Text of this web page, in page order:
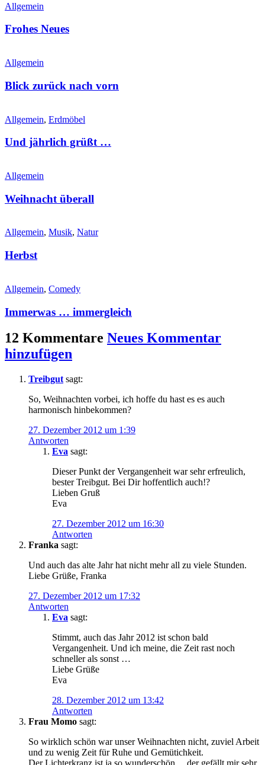
Allgemein
Frohes Neues
Allgemein
Blick zurück nach vorn
Allgemein, Erdmöbel
Und jährlich grüßt …
Allgemein
Weihnacht überall
Allgemein, Musik, Natur
Herbst
Allgemein, Comedy
Immerwas … immergleich
12 Kommentare Neues Kommentar
hinzufügen
Treibgut sagt:
So, Weihnachten vorbei, ich hoffe du hast es es auch
harmonisch hinbekommen?
27. Dezember 2012 um 1:39
Antworten
Eva sagt:
Dieser Punkt der Vergangenheit war sehr erfreulich,
bester Treibgut. Bei Dir hoffentlich auch!?
Lieben Gruß
Eva
27. Dezember 2012 um 16:30
Antworten
Franka sagt:
Und auch das alte Jahr hat nicht mehr all zu viele Stunden.
Liebe Grüße, Franka
27. Dezember 2012 um 17:32
Antworten
Eva sagt:
Stimmt, auch das Jahr 2012 ist schon bald
Vergangenheit. Und ich meine, die Zeit rast noch
schneller als sonst …
Liebe Grüße
Eva
28. Dezember 2012 um 13:42
Antworten
Frau Momo sagt:
So wirklich schön war unser Weihnachten nicht, zuviel Arbeit
und zu wenig Zeit für Ruhe und Gemütichkeit.